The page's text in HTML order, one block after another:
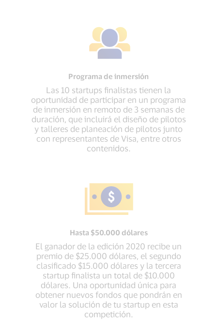
Programa de inmersión
Las 10 startups finalistas tienen la
oportunidad de participar en un programa
de inmersión en remoto de 3 semanas de
duración, que incluirá el diseño de pilotos
y talleres de planeación de pilotos junto
con representantes de Visa, entre otros
contenidos.
Hasta $50.000 dólares
El ganador de la edición 2020 recibe un
premio de $25.000 dólares, el segundo
clasificado $15.000 dólares y la tercera
startup finalista un total de $10.000
dólares. Una oportunidad única para
obtener nuevos fondos que pondrán en
valor la solución de tu startup en esta
competición.